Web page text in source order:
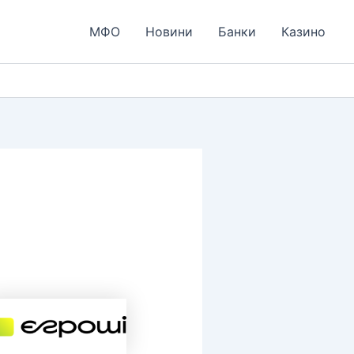
МФО Новини Банки Казино